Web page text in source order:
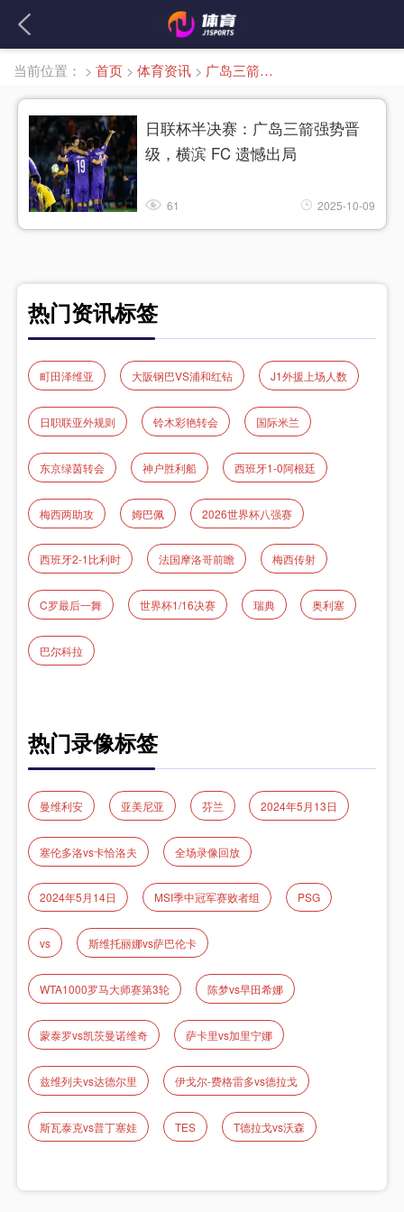
当前位置： > 首页 > 体育资讯 > 广岛三箭强势晋级
日联杯半决赛：广岛三箭强势晋
级，横滨 FC 遗憾出局
61 2025-10-09
热门资讯标签
町田泽维亚 大阪钢巴VS浦和红钻 J1外援上场人数
日职联亚外规则 铃木彩艳转会 国际米兰
东京绿茵转会 神户胜利船 西班牙1-0阿根廷
梅西两助攻 姆巴佩 2026世界杯八强赛
西班牙2-1比利时 法国摩洛哥前瞻 梅西传射
C罗最后一舞 世界杯1/16决赛 瑞典 奥利塞
巴尔科拉
热门录像标签
曼维利安 亚美尼亚 芬兰 2024年5月13日
塞伦多洛vs卡恰洛夫 全场录像回放
2024年5月14日 MSI季中冠军赛败者组 PSG
vs 斯维托丽娜vs萨巴伦卡
WTA1000罗马大师赛第3轮 陈梦vs早田希娜
蒙泰罗vs凯茨曼诺维奇 萨卡里vs加里宁娜
兹维列夫vs达德尔里 伊戈尔-费格雷多vs德拉戈
斯瓦泰克vs普丁塞娃 TES T德拉戈vs沃森